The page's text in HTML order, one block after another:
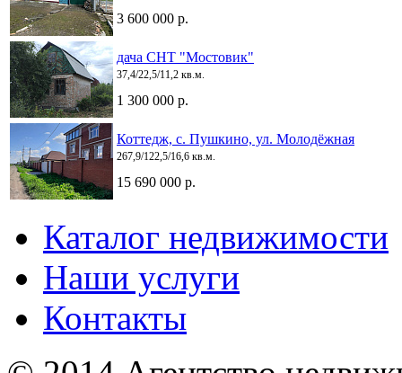
3 600 000 р.
дача СНТ "Мостовик"
37,4/22,5/11,2 кв.м.
1 300 000 р.
Коттедж, с. Пушкино, ул. Молодёжная
267,9/122,5/16,6 кв.м.
15 690 000 р.
Каталог недвижимости
Наши услуги
Контакты